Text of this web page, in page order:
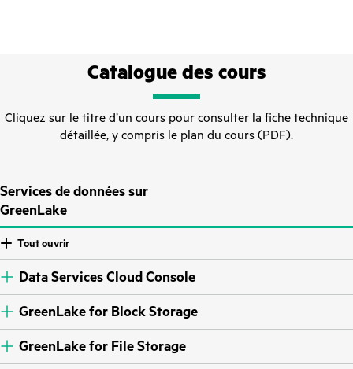
Catalogue des cours
Cliquez sur le titre d’un cours pour consulter la fiche technique
détaillée, y compris le plan du cours (PDF).
Services de données sur
GreenLake
Tout ouvrir
Data Services Cloud Console
GreenLake for Block Storage
GreenLake for File Storage